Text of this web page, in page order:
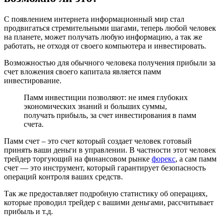
С появлением интернета информационный мир стал
продвигаться стремительными шагами, теперь любой человек
на планете, может получать любую информацию, а так же
работать, не отходя от своего компьютера и инвестировать.
Возможностью для обычного человека получения прибыли за
счет вложения своего капитала является памм
инвестирование.
Памм инвестиции позволяют: не имея глубоких
экономических знаний и больших суммы,
получать прибыль, за счет инвестирования в памм
счета.
Памм счет – это счет который создает человек готовый
принять ваши деньги в управлении. В частности этот человек
трейдер торгующий на финансовом рынке форекс, а сам памм
счет — это инструмент, который гарантирует безопасность
операций контроля ваших средств.
Так же предоставляет подробную статистику об операциях,
которые проводил трейдер с вашими деньгами, рассчитывает
прибыль и т.д.